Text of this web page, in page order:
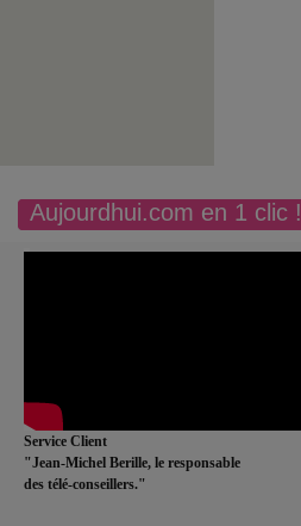
Aujourdhui.com en 1 clic !
Service Client
"Jean-Michel Berille, le responsable
des télé-conseillers."